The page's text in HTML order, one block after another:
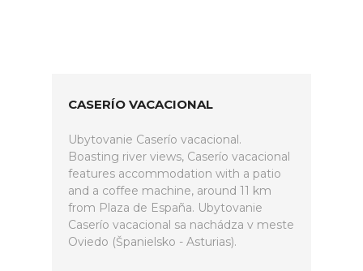
CASERÍO VACACIONAL
Ubytovanie Caserío vacacional.
Boasting river views, Caserío vacacional
features accommodation with a patio
and a coffee machine, around 11 km
from Plaza de España. Ubytovanie
Caserío vacacional sa nachádza v meste
Oviedo (Španielsko - Asturias).